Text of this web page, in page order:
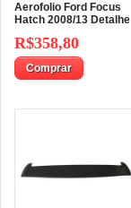
Aerofolio Ford Focus
Hatch 2008/13 Detalhe
R$358,80
Comprar